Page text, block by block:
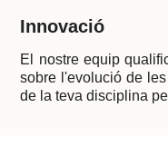
Innovació
El nostre equip
sobre l'evolució de
de la teva disciplina